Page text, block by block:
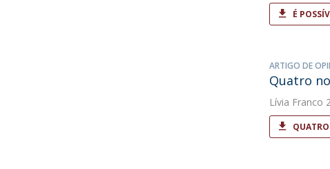
É
ARTIGO DE
Quatro
Lívia Franco